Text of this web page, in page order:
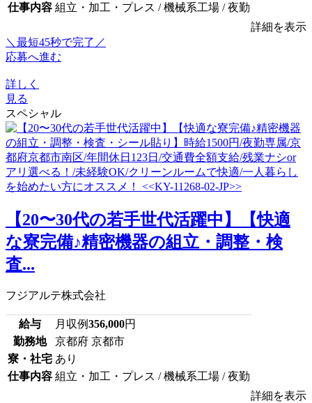
仕事内容 組立・加工・プレス / 機械系工場 / 夜勤
詳細を表示
＼最短45秒で完了／
応募へ進む
詳しく
見る
スペシャル
【20〜30代の若手世代活躍中】【快適
な寮完備♪精密機器の組立・調整・検
査...
フジアルテ株式会社
給与 月収例356,000円
勤務地
京都府 京都市
寮・社宅 あり
仕事内容 組立・加工・プレス / 機械系工場 / 夜勤
詳細を表示